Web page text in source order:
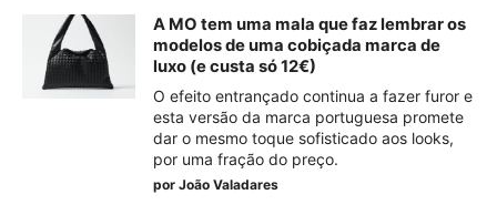
A MO tem uma mala que faz lembrar os
modelos de uma cobiçada marca de
luxo (e custa só 12€)
O efeito entrançado continua a fazer furor e
esta versão da marca portuguesa promete
dar o mesmo toque sofisticado aos looks,
por uma fração do preço.
por João Valadares